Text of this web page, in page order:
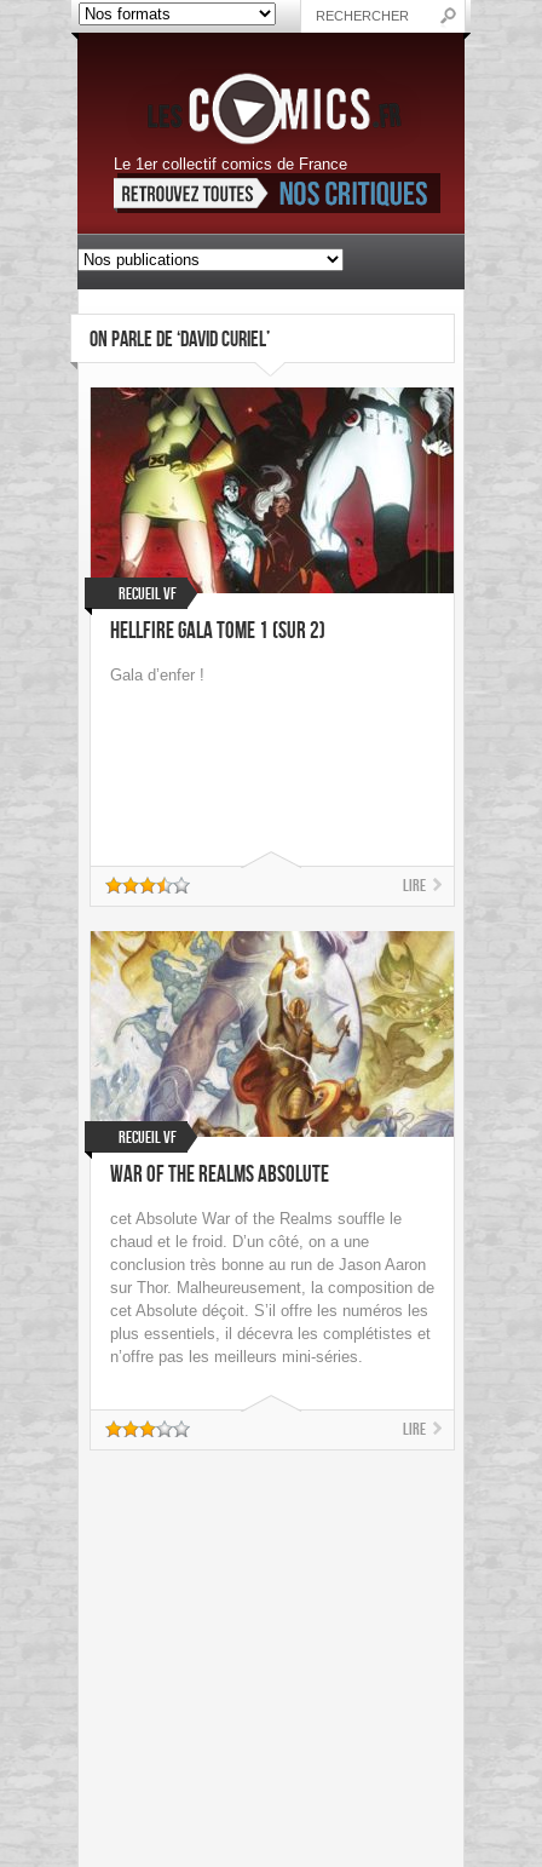
Le 1er collectif comics de France
ON PARLE DE ‘DAVID CURIEL’
Recueil VF
Hellfire Gala Tome 1 (sur 2)
Gala d’enfer !
Lire
Recueil VF
War of the Realms Absolute
cet Absolute War of the Realms souffle le
chaud et le froid. D’un côté, on a une
conclusion très bonne au run de Jason Aaron
sur Thor. Malheureusement, la composition de
cet Absolute déçoit. S’il offre les numéros les
plus essentiels, il décevra les complétistes et
n’offre pas les meilleurs mini-séries.
Lire